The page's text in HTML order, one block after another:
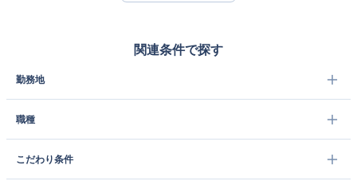
関連条件で探す
勤務地
職種
こだわり条件